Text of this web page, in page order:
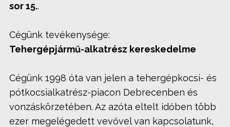
sor 15..
Cégünk tevékenysége:
Tehergépjármű-alkatrész kereskedelme
Cégünk 1998 óta van jelen a tehergépkocsi- és
pótkocsialkatrész-piacon Debrecenben és
vonzáskörzetében. Az azóta eltelt időben több
ezer megelégedett vevővel van kapcsolatunk,